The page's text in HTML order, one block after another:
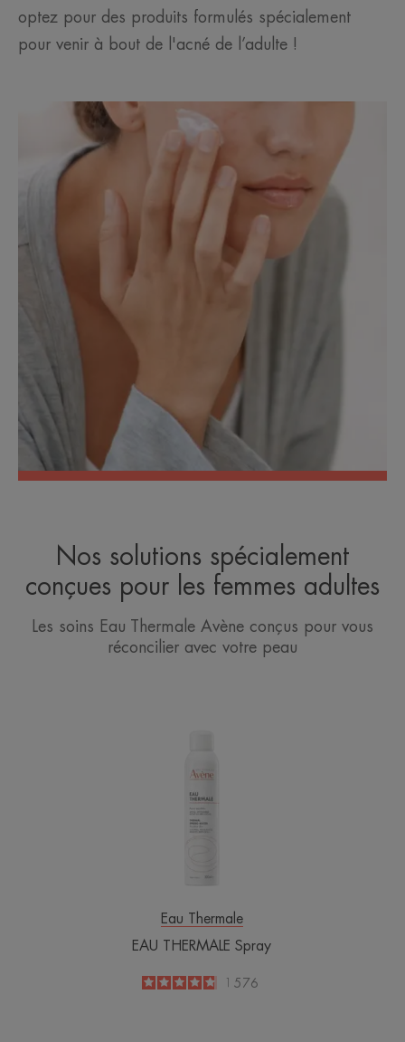
optez pour des produits formulés spécialement
pour venir à bout de l'acné de l’adulte !
Nos solutions spécialement
conçues pour les femmes adultes
Les soins Eau Thermale Avène conçus pour vous
réconcilier avec votre peau
Spray
Eau Thermale
EAU THERMALE Spray
4.8
/51 576